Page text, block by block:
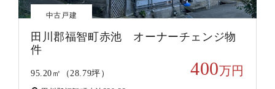
中古戸建
田川郡福智町赤池 オーナーチェンジ物
件
95.20㎡（28.79坪） 400万円